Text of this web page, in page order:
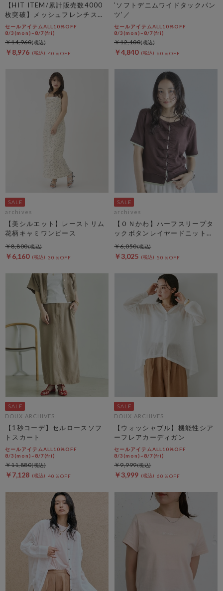
【HIT ITEM/累計販売数4000
枚突破】メッシュフレンチスリ
ーブジャケット／
セールアイテムALL10%OFF
8/3(mon)~8/7(fri)
￥8,976 40％OFF
￥14,960
’ソフトデニムワイドタックパン
ツ’／
セールアイテムALL10%OFF
8/3(mon)~8/7(fri)
￥4,840 60％OFF
￥12,100
archives
【美シルエット】レーストリム
花柄キャミワンピース
￥6,160 30％OFF
￥8,800
archives
【ＯＮかわ】ハーフスリープタ
ックボタンレイヤードニットカ
ーディガン
￥3,025 50％OFF
￥6,050
DOUX ARCHIVES
【1秒コーデ】セルロースソフ
トスカート
セールアイテムALL10%OFF
8/3(mon)~8/7(fri)
￥7,128 40％OFF
￥11,880
DOUX ARCHIVES
【ウォッシャブル】機能性シア
ーフレアカーディガン
セールアイテムALL10%OFF
8/3(mon)~8/7(fri)
￥3,999 60％OFF
￥9,999